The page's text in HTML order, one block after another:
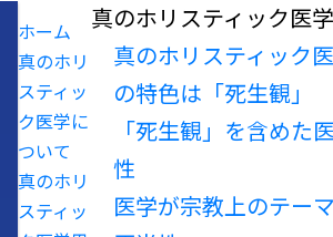
ホーム
真のホリ
スティッ
ク医学に
ついて
真のホリ
スティッ
真のホリスティック医
真のホリスティック
の特色は「死生観」
「死生観」を含めた
性
医学が宗教上のテー